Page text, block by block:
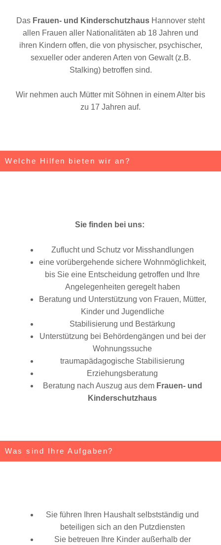
Das Frauen- und Kinderschutzhaus Hannover steht
allen Frauen aller Nationalitäten ab 18 Jahren und
ihren Kindern offen, die von physischer, psychischer,
sexueller oder anderen Arten von Gewalt (z.B.
Stalking) betroffen sind.
Wir nehmen auch Mütter mit Söhnen in einem Alter bis
zu 17 Jahren auf.
Welche Hilfen bieten wir an?
Sie finden bei uns:
Zuflucht und Schutz vor Misshandlungen
eine vorübergehende sichere Wohnmöglichkeit,
bis Sie eine Entscheidung getroffen und Ihre
Angelegenheiten geregelt haben
Beratung und Unterstützung von Frauen, Mütter,
Kinder und Jugendliche
Stabilisierung und Bestärkung
Unterstützung bei Behördengängen und bei der
Wohnungssuche
traumapädagogische Stabilisierung
Erziehungsberatung
Beratung nach Auszug aus dem Frauen- und
Kinderschutzhaus
Was sind Ihre Aufgaben?
Sie führen Ihren Haushalt selbstständig und
beteiligen sich an den Putzdiensten
Sie betreuen Ihre Kinder außerhalb der